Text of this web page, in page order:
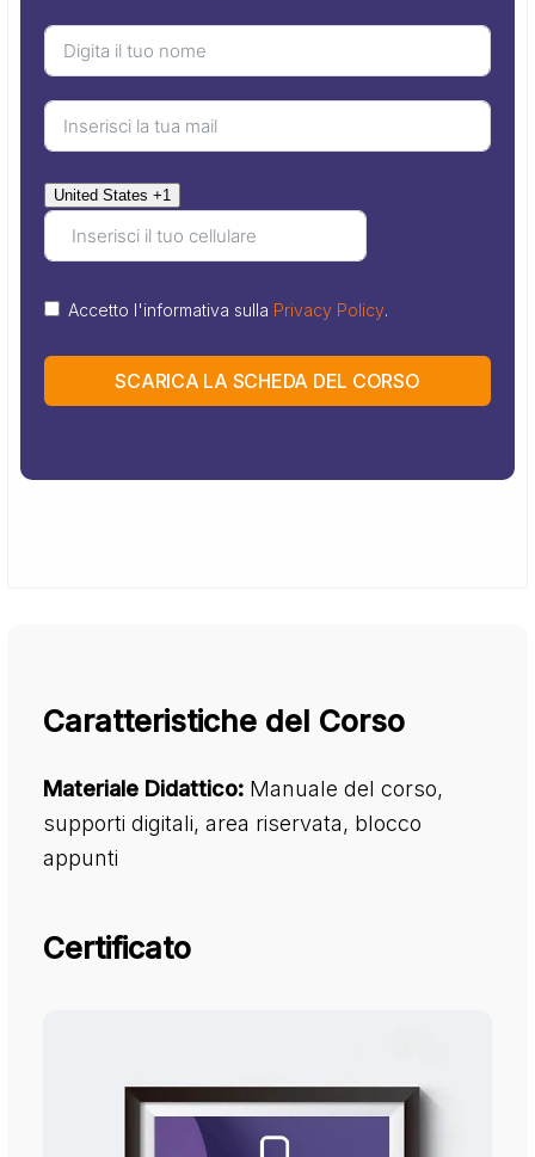
United States +1
Accetto l'informativa sulla Privacy Policy.
SCARICA LA SCHEDA DEL CORSO
Caratteristiche del Corso
Materiale Didattico: Manuale del corso,
supporti digitali, area riservata, blocco
appunti
Certificato